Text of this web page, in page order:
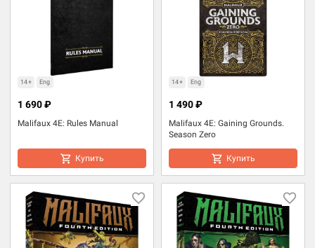
14+ Eng
Malifaux 4E: Rules Manual
1 690 ₽
Купить
14+ Eng
Malifaux 4E: Gaining Grounds.
Season Zero
1 490 ₽
Купить